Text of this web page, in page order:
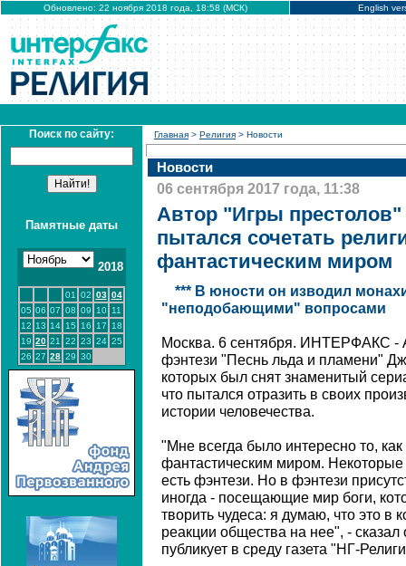
Обновлено: 22 ноября 2018 года, 18:58 (МСК) English
Поиск по сайту:
Памятные даты
2018
01 02 03 04
05 06 07 08 09 10
11
12 13 14 15 16 17
18
19 20 21 22 23 24 25
26 27 28 29 30
Главная > Религия > Новости
Новости
06 сентября 2017 года, 11:38
Автор "Игры
пытался сочетать
фантастическим миром
*** В юности он изводил
"неподобающими" вопросами
Москва. 6 сентября. ИНТЕРФАКС -
фэнтези "Песнь льда и пламени"
которых был снят знаменитый
что пытался отразить в своих
истории человечества.
"Мне всегда было интересно то, как
фантастическим миром. Некоторые
есть фэнтези. Но в фэнтези
иногда - посещающие мир боги,
творить чудеса: я думаю, что это в
реакции общества на нее", -
публикует в среду газета "НГ-